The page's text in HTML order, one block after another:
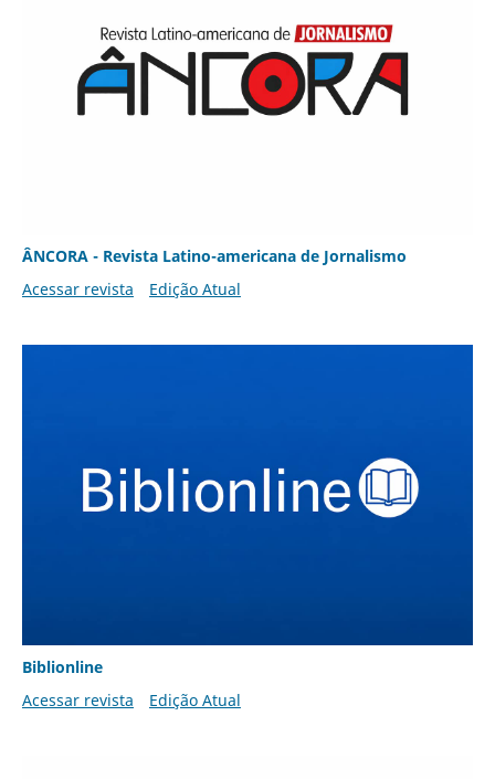
ÂNCORA - Revista Latino-americana de Jornalismo
Acessar revista
Edição Atual
Biblionline
Acessar revista
Edição Atual